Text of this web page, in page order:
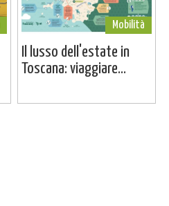
Mobilità
Il lusso dell'estate in
Toscana: viaggiare...